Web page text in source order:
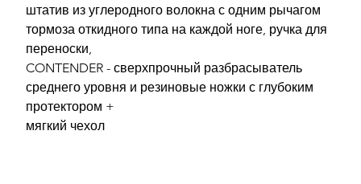
штатив из углеродного волокна с одним рычагом
тормоза откидного типа на каждой ноге, ручка для
переноски,
CONTENDER - сверхпрочный разбрасыватель
среднего уровня и резиновые ножки с глубоким
протектором +
мягкий чехол